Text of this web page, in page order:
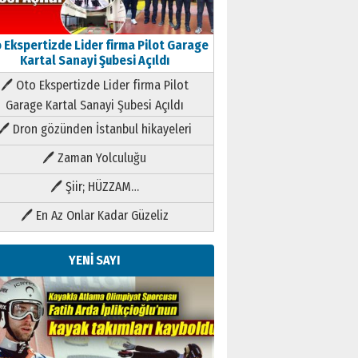
Ekspertizde Lider firma Pilot Garage
Kartal Sanayi Şubesi Açıldı
🖊 Oto Ekspertizde Lider firma Pilot
Garage Kartal Sanayi Şubesi Açıldı
Dron gözünden İstanbul hikayeleri
🖊 Zaman Yolculuğu
🖊 Şiir; HÜZZAM…
🖊 En Az Onlar Kadar Güzeliz
YENİ SAYI